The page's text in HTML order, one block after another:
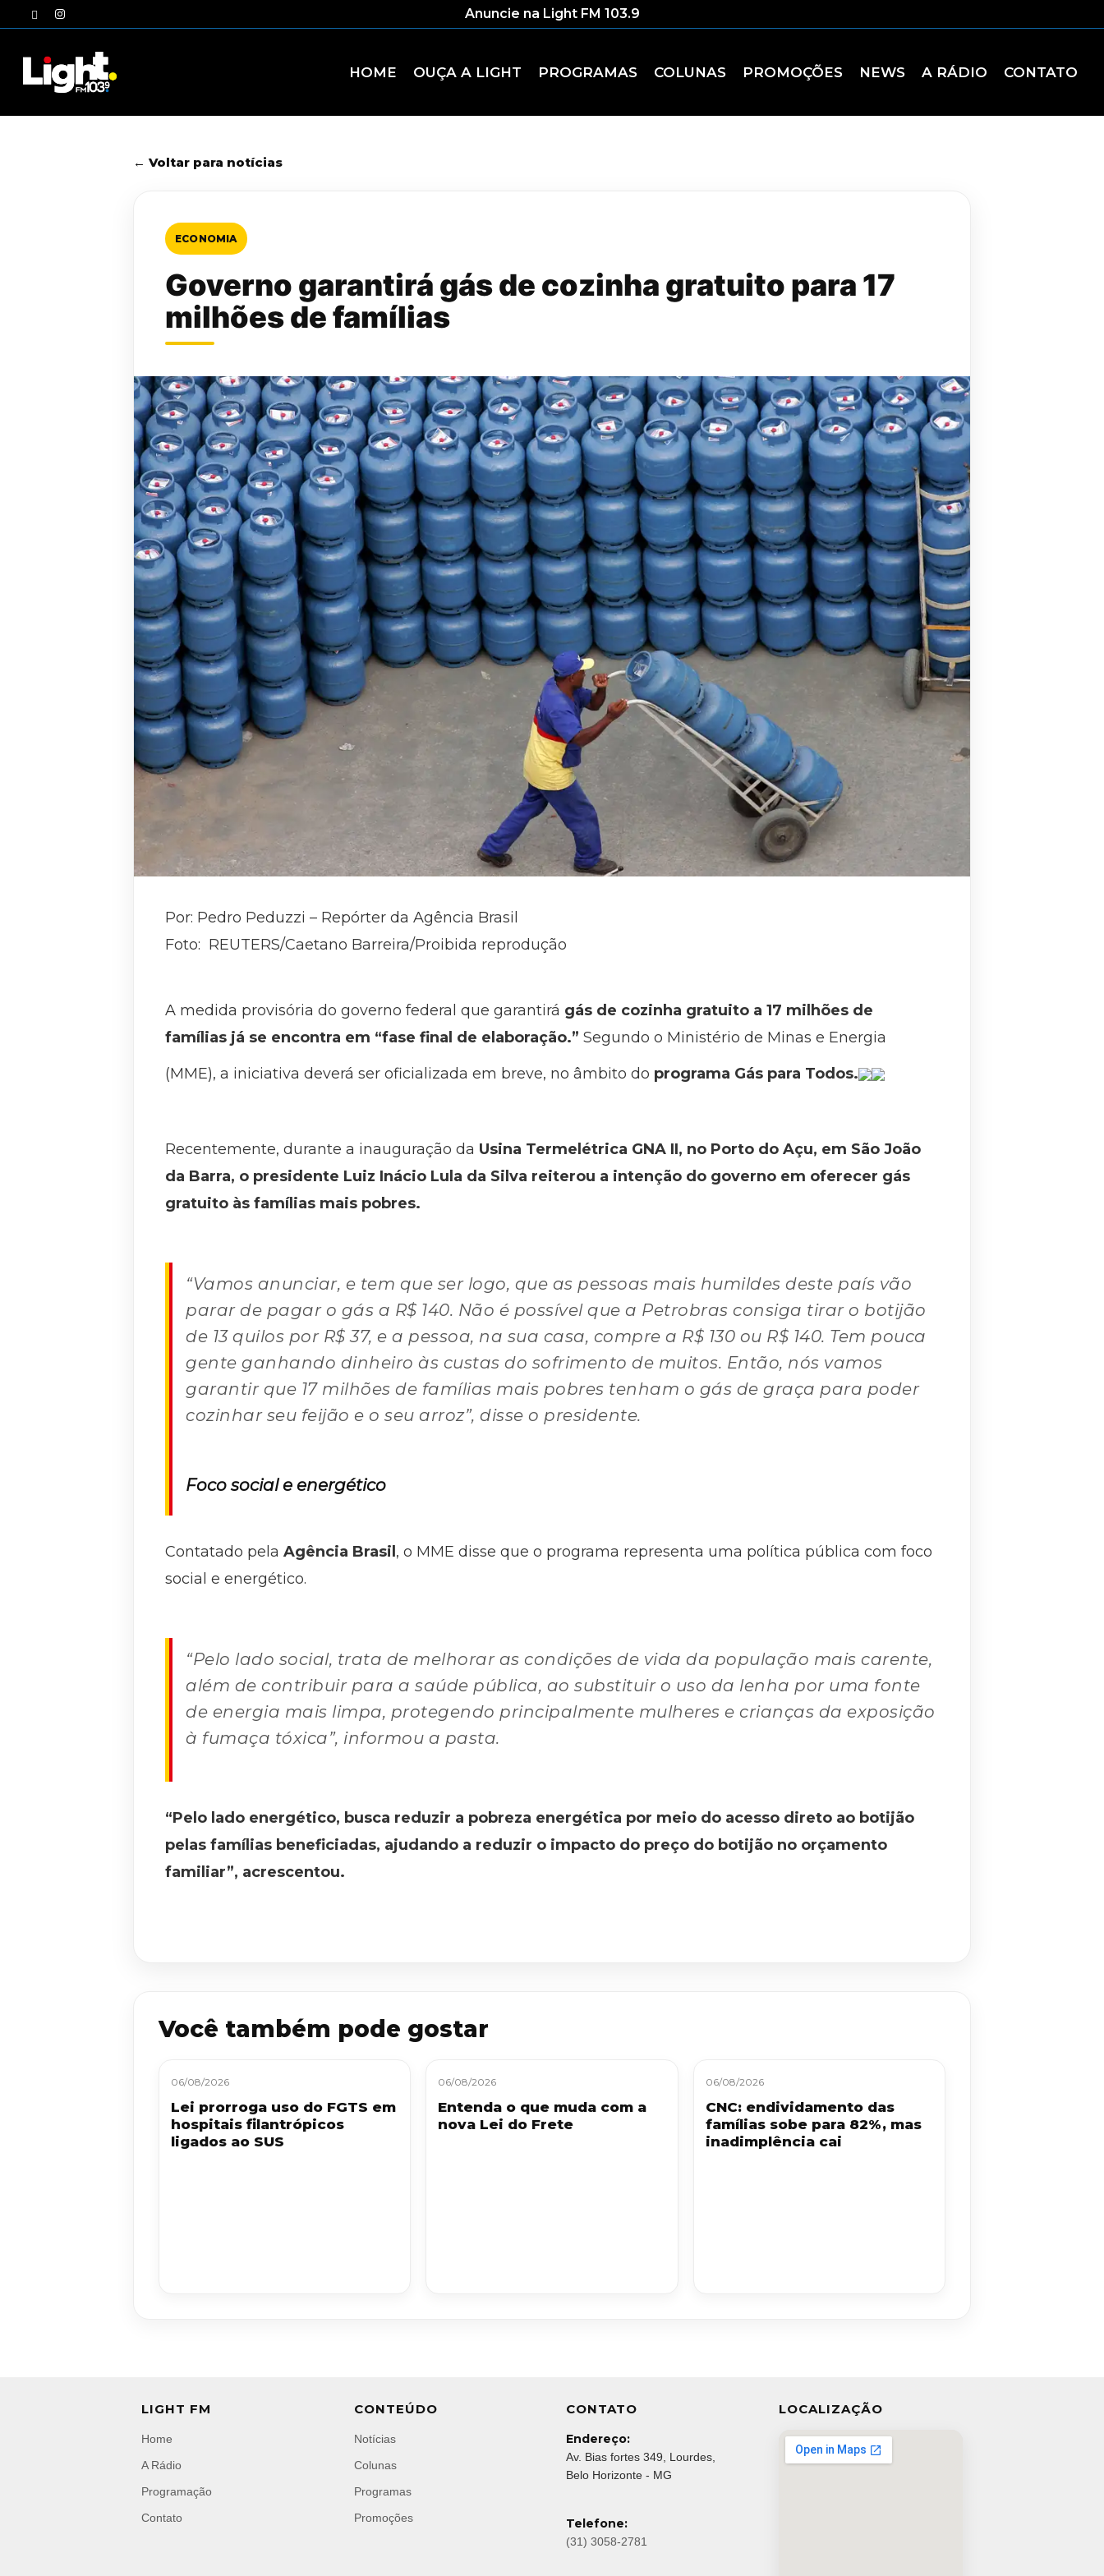
to
twitterinstagram Anuncie na Light FM 103.9
HOME OUÇA A LIGHT PROGRAMAS COLUNAS PROMOÇÕES NEWS A RÁDIO CONTATO
← Voltar para notícias
ECONOMIA
Governo garantirá gás de cozinha gratuito para 17
milhões de famílias
Por: Pedro Peduzzi – Repórter da Agência Brasil
Foto: REUTERS/Caetano Barreira/Proibida reprodução
A medida provisória do governo federal que garantirá gás de cozinha gratuito a 17 milhões de
famílias já se encontra em “fase final de elaboração.” Segundo o Ministério de Minas e Energia
(MME), a iniciativa deverá ser oficializada em breve, no âmbito do programa Gás para Todos.
Recentemente, durante a inauguração da Usina Termelétrica GNA II, no Porto do Açu, em São João
da Barra, o presidente Luiz Inácio Lula da Silva reiterou a intenção do governo em oferecer gás
gratuito às famílias mais pobres.
“Vamos anunciar, e tem que ser logo, que as pessoas mais humildes deste país vão
parar de pagar o gás a R$ 140. Não é possível que a Petrobras consiga tirar o botijão
de 13 quilos por R$ 37, e a pessoa, na sua casa, compre a R$ 130 ou R$ 140. Tem pouca
gente ganhando dinheiro às custas do sofrimento de muitos. Então, nós vamos
garantir que 17 milhões de famílias mais pobres tenham o gás de graça para poder
cozinhar seu feijão e o seu arroz”, disse o presidente.
Foco social e energético
Contatado pela Agência Brasil , o MME disse que o programa representa uma política pública com foco
social e energético.
“Pelo lado social, trata de melhorar as condições de vida da população mais carente,
além de contribuir para a saúde pública, ao substituir o uso da lenha por uma fonte
de energia mais limpa, protegendo principalmente mulheres e crianças da exposição
à fumaça tóxica”, informou a pasta.
“Pelo lado energético, busca reduzir a pobreza energética por meio do acesso direto ao botijão
pelas famílias beneficiadas, ajudando a reduzir o impacto do preço do botijão no orçamento
familiar”, acrescentou.
Você também pode gostar
06/08/2026
Lei prorroga uso do FGTS em
hospitais filantrópicos
ligados ao SUS
06/08/2026
Entenda o que muda com a
nova Lei do Frete
06/08/2026
CNC: endividamento das
famílias sobe para 82%, mas
inadimplência cai
LIGHT FM
Home
A Rádio
Programação
Contato
CONTEÚDO
Notícias
Colunas
Programas
Promoções
CONTATO
Endereço:
Av. Bias fortes 349, Lourdes,
Belo Horizonte - MG
Telefone:
(31) 3058-2781
LOCALIZAÇÃO